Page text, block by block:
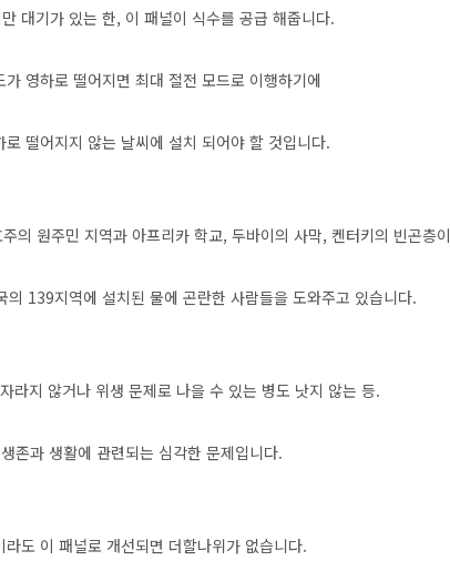
대기가 있는 한, 이 패널이 식수를 공급 해줍니다.
가 영하로 떨어지면 최대 절전 모드로 이행하기에
로 떨어지지 않는 날씨에 설치 되어야 할 것입니다.
의 원주민 지역과 아프리카 학교, 두바이의 사막, 켄터키의 빈곤층이
의 139지역에 설치된 물에 곤란한 사람들을 도와주고 있습니다.
라지 않거나 위생 문제로 나을 수 있는 병도 낫지 않는 등.
존과 생활에 관련되는 심각한 문제입니다.
라도 이 패널로 개선되면 더할나위가 없습니다.